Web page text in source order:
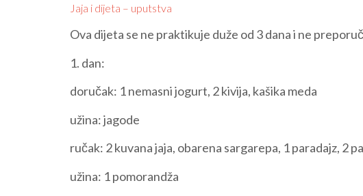
Jaja i dijeta – uputstva
Ova dijeta se ne praktikuje duže od 3 dana i ne
1. dan:
doručak: 1 nemasni jogurt, 2 kivija, kašika meda
užina: jagode
ručak: 2 kuvana jaja, obarena sargarepa, 1 paradajz, 2
užina: 1 pomorandža